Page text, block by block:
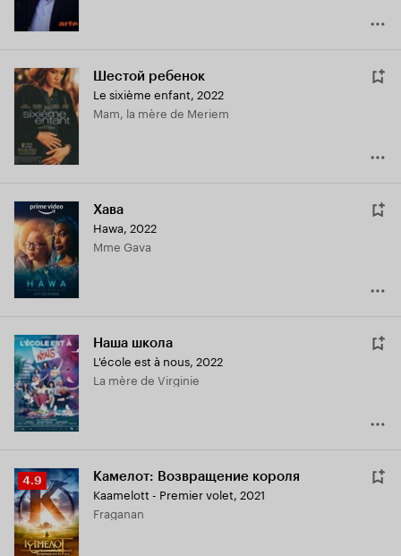
Шестой ребенок
Le sixième enfant, 2022
Mam, la mère de Meriem
Хава
Hawa, 2022
Mme Gava
Наша школа
L'école est à nous, 2022
La mère de Virginie
Рейтинг
Кинопоиска
4.9
4.9 Камелот: Возвращение короля
Kaamelott - Premier volet, 2021
Fraganan